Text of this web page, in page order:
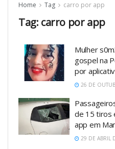
Home Tag carro por app
Tag: carro por app
Mulher
gospel na
por
26 DE
de 15 tiros
app em
29 DE ABRIL